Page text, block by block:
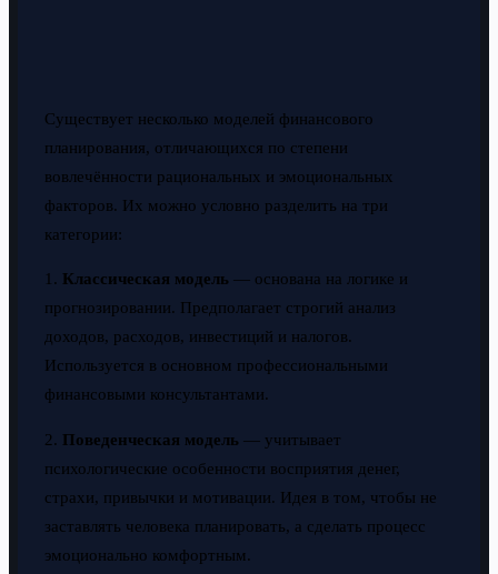
Существует несколько моделей финансового
планирования, отличающихся по степени
вовлечённости рациональных и эмоциональных
факторов. Их можно условно разделить на три
категории:
1. Классическая модель — основана на логике и
прогнозировании. Предполагает строгий анализ
доходов, расходов, инвестиций и налогов.
Используется в основном профессиональными
финансовыми консультантами.
2. Поведенческая модель — учитывает
психологические особенности восприятия денег,
страхи, привычки и мотивации. Идея в том, чтобы не
заставлять человека планировать, а сделать процесс
эмоционально комфортным.